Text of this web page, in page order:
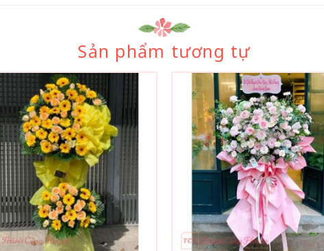
Sản phẩm tương tự